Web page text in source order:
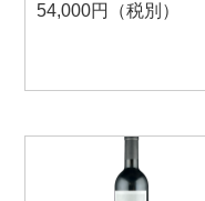
54,000円（税別）